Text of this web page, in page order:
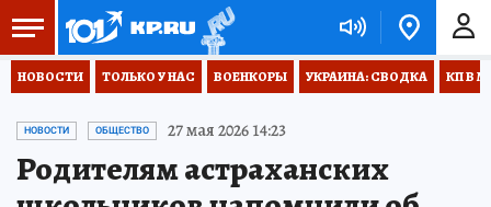
НОВОСТИ ТОЛЬКО У НАС ВОЕНКОРЫ УКРАИНА: СВОДКА КП В
НОВОСТИ ОБЩЕСТВО 27 мая 2026 14:23
Родителям астраханских